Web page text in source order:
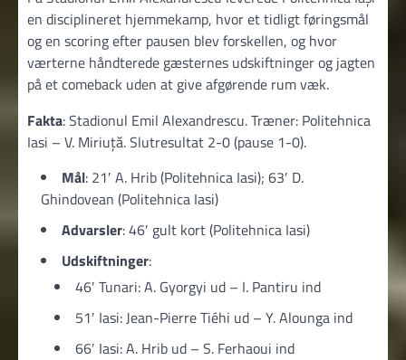
en disciplineret hjemmekamp, hvor et tidligt føringsmål
og en scoring efter pausen blev forskellen, og hvor
værterne håndterede gæsternes udskiftninger og jagten
på et comeback uden at give afgørende rum væk.
Fakta: Stadionul Emil Alexandrescu. Træner: Politehnica
Iasi – V. Miriuță. Slutresultat 2-0 (pause 1-0).
Mål: 21′ A. Hrib (Politehnica Iasi); 63′ D.
Ghindovean (Politehnica Iasi)
Advarsler: 46′ gult kort (Politehnica Iasi)
Udskiftninger:
46′ Tunari: A. Gyorgyi ud – I. Pantiru ind
51′ Iasi: Jean-Pierre Tiéhi ud – Y. Alounga ind
66′ Iasi: A. Hrib ud – S. Ferhaoui ind